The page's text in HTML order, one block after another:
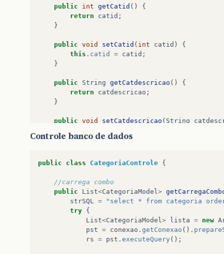
public int getCatid ()
{
return
catid ;
}
public void setCatid ( int catid )
{
this . catid = catid ;
}
public String getCatdescricao ()
{
return
catdescricao ;
}
public void setCatdescricao ( String
}
@Override
getCatdescricao
}
Controle banco de dados
public class CategoriaControle {
//carrega combo
public
List<CategoriaModel>
strSQL =
"select * from categoria
try {
List<CategoriaModel> lista = new
pst = conexao . getConexao ().
rs = pst . executeQuery ();